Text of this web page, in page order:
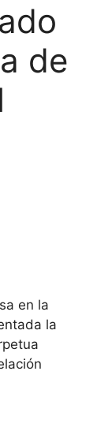
de
en la
la